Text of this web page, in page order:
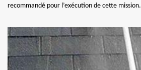
recommandé pour l’exécution de cette mission.